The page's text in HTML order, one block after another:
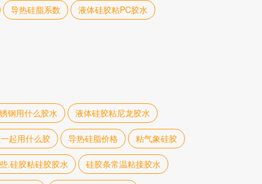
导热硅脂系数 液体硅胶粘PC胶水
钢用什么胶水 液体硅胶粘尼龙胶水
起用什么胶 导热硅脂价格 粘气象硅胶
.硅胶粘硅胶胶水 硅胶条常温粘接胶水